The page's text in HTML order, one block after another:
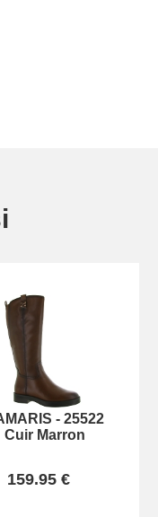
- 25522
Cuir Marron
159.95 €